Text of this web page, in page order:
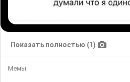
Показать полностью (1)
Мемы